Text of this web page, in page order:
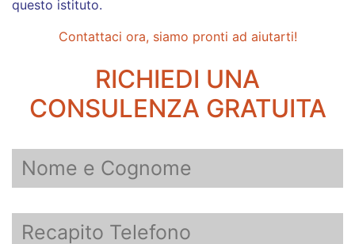
questo istituto.
Contattaci ora, siamo pronti ad aiutarti!
RICHIEDI UNA
CONSULENZA GRATUITA